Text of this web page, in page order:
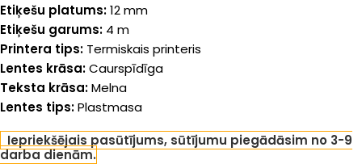
Etiķešu platums:12 mm
Etiķešu garums: 4 m
Printera tips: Termiskais printeris
Lentes krāsa:Caurspīdīga
Teksta krāsa:Melna
Lentes tips:Plastmasa
Iepriekšējais pasūtījums, sūtījumu piegādāsim no 3-9
darba dienām.